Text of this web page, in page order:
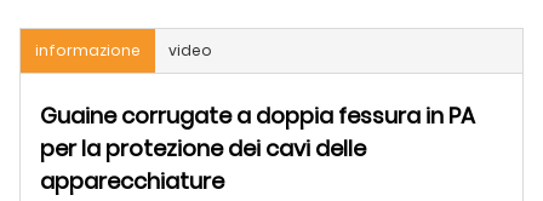
informazione video
Guaine corrugate a doppia fessura in PA
per la protezione dei cavi delle
apparecchiature